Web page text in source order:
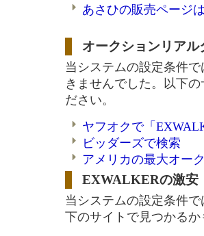
あさひの販売ページ
オークションリアル
当システムの設定条件
きませんでした。以下
ださい。
ヤフオクで「
ビッダーズで検索
アメリカの最大オー
EXWALKERの激安
当システムの設定条件
下のサイトで見つかるか